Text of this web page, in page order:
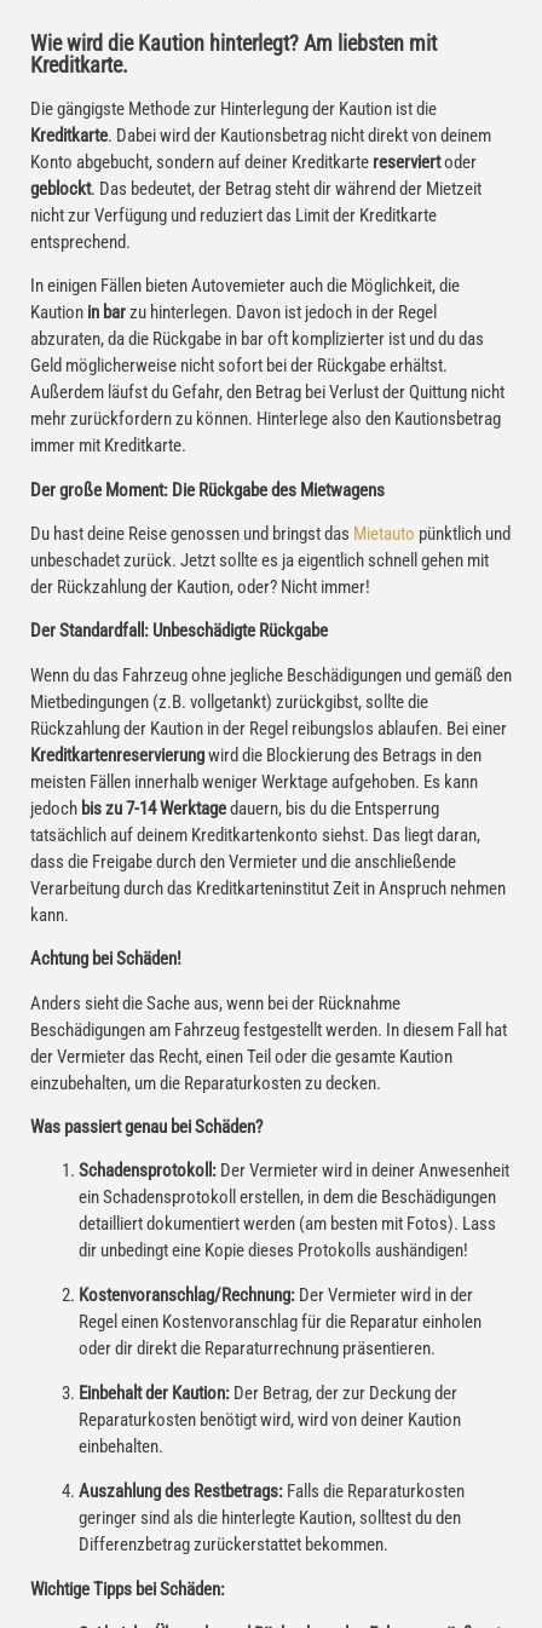
Wie wird die Kaution hinterlegt? Am liebsten mit
Kreditkarte.
Die gängigste Methode zur Hinterlegung der Kaution ist die
Kreditkarte. Dabei wird der Kautionsbetrag nicht direkt von deinem
Konto abgebucht, sondern auf deiner Kreditkarte reserviertoder
geblockt. Das bedeutet, der Betrag steht dir während der Mietzeit
nicht zur Verfügung und reduziert das Limit der Kreditkarte
entsprechend.
In einigen Fällen bieten Autovemieter auch die Möglichkeit, die
Kaution in barzu hinterlegen. Davon ist jedoch in der Regel
abzuraten, da die Rückgabe in bar oft komplizierter ist und du das
Geld möglicherweise nicht sofort bei der Rückgabe erhältst.
Außerdem läufst du Gefahr, den Betrag bei Verlust der Quittung nicht
mehr zurückfordern zu können. Hinterlege also den Kautionsbetrag
immer mit Kreditkarte.
Der große Moment: Die Rückgabe des Mietwagens
Du hast deine Reise genossen und bringst das Mietauto pünktlich und
unbeschadet zurück. Jetzt sollte es ja eigentlich schnell gehen mit
der Rückzahlung der Kaution, oder? Nicht immer!
Der Standardfall: Unbeschädigte Rückgabe
Wenn du das Fahrzeug ohne jegliche Beschädigungen und gemäß den
Mietbedingungen (z.B. vollgetankt) zurückgibst, sollte die
Rückzahlung der Kaution in der Regel reibungslos ablaufen. Bei einer
Kreditkartenreservierungwird die Blockierung des Betrags in den
meisten Fällen innerhalb weniger Werktage aufgehoben. Es kann
jedoch bis zu 7-14 Werktagedauern, bis du die Entsperrung
tatsächlich auf deinem Kreditkartenkonto siehst. Das liegt daran,
dass die Freigabe durch den Vermieter und die anschließende
Verarbeitung durch das Kreditkarteninstitut Zeit in Anspruch nehmen
kann.
Achtung bei Schäden!
Anders sieht die Sache aus, wenn bei der Rücknahme
Beschädigungen am Fahrzeug festgestellt werden. In diesem Fall hat
der Vermieter das Recht, einen Teil oder die gesamte Kaution
einzubehalten, um die Reparaturkosten zu decken.
Was passiert genau bei Schäden?
Schadensprotokoll: Der Vermieter wird in deiner Anwesenheit
ein Schadensprotokoll erstellen, in dem die Beschädigungen
detailliert dokumentiert werden (am besten mit Fotos). Lass
dir unbedingt eine Kopie dieses Protokolls aushändigen!
Kostenvoranschlag/Rechnung: Der Vermieter wird in der
Regel einen Kostenvoranschlag für die Reparatur einholen
oder dir direkt die Reparaturrechnung präsentieren.
Einbehalt der Kaution: Der Betrag, der zur Deckung der
Reparaturkosten benötigt wird, wird von deiner Kaution
einbehalten.
Auszahlung des Restbetrags: Falls die Reparaturkosten
geringer sind als die hinterlegte Kaution, solltest du den
Differenzbetrag zurückerstattet bekommen.
Wichtige Tipps bei Schäden: